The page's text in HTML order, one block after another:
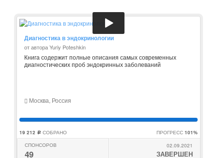
Диагностика в эндокринологии
от автора Yuriy Poteshkin
Книга содержит полные описания самых современных
диагностических проб эндокринных заболеваний
Москва, Россия
19 212 c СОБРАНО ПРОГРЕСС 101%
СПОНСОРОВ
49
02.09.2021
ЗАВЕРШЕН